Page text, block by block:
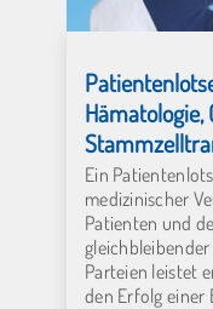
Hämatologie,
Ein
medizinischer
Patienten und
Parteien leistet
den Erfolg einer